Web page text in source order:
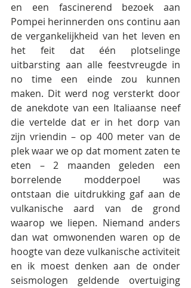
en een fascinerend bezoek aan
Pompei herinnerden ons continu aan
de vergankelijkheid van het leven en
het feit dat één plotselinge
uitbarsting aan alle feestvreugde in
no time een einde zou kunnen
maken. Dit werd nog versterkt door
de anekdote van een Italiaanse neef
die vertelde dat er in het dorp van
zijn vriendin – op 400 meter van de
plek waar we op dat moment zaten te
eten – 2 maanden geleden een
borrelende modderpoel was
ontstaan die uitdrukking gaf aan de
vulkanische aard van de grond
waarop we liepen. Niemand anders
dan wat omwonenden waren op de
hoogte van deze vulkanische activiteit
en ik moest denken aan de onder
seismologen geldende overtuiging